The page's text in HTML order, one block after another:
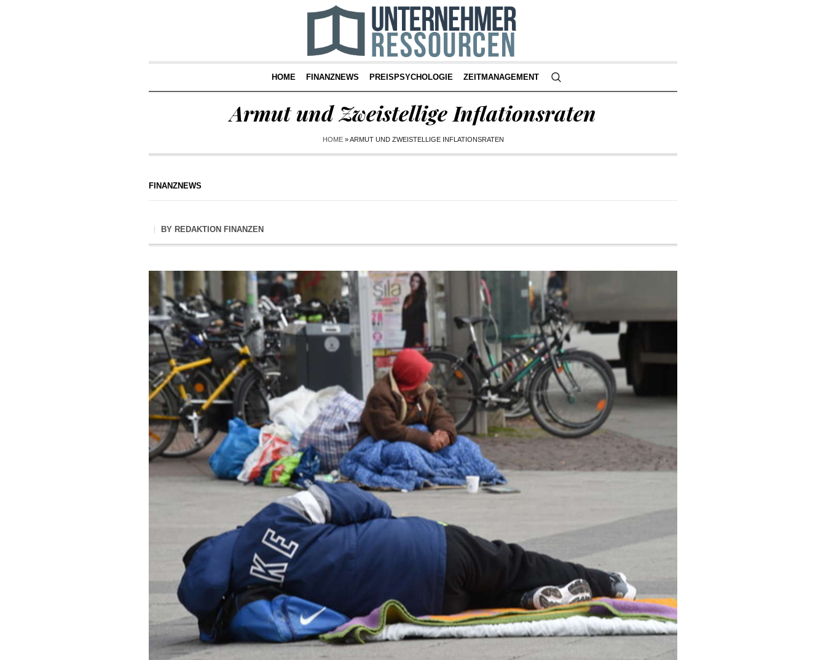
HOME FINANZNEWS PREISPSYCHOLOGIE ZEITMANAGEMENT
Armut und Zweistellige Inflationsraten
HOME»ARMUT UND ZWEISTELLIGE INFLATIONSRATEN
FINANZNEWS
BY REDAKTION FINANZEN